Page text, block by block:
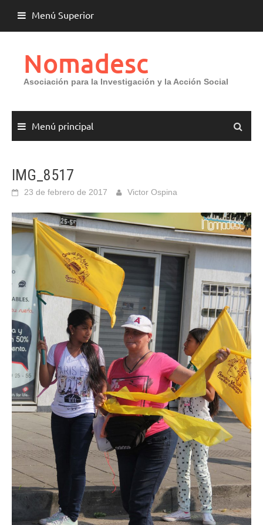
contenido
Menú Superior
Nomadesc
Asociación para la Investigación y la Acción Social
Menú principal
IMG_8517
23 de febrero de 2017 Victor Ospina